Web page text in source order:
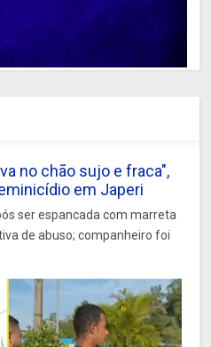
no chão sujo e fraca",
em Japeri
ser espancada com marreta
de abuso; companheiro foi